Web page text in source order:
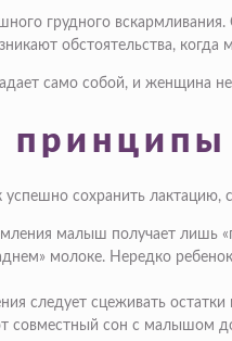
грудного
обстоятельства,
само собой, и женщина
принципы
сохранить
малыш получает лишь
молоке. Нередко
следует сцеживать
совместный сон с малышом